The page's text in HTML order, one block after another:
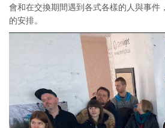
會和在交換期間遇到各式各樣的人與事件
的安排。